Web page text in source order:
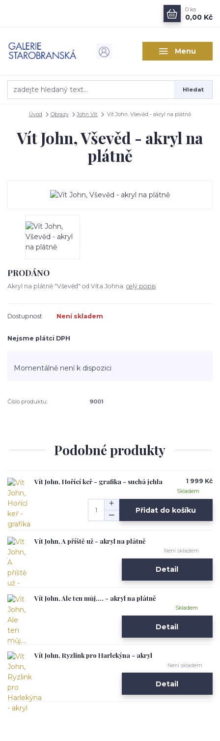
Menu
Hledat
0 ks
0,00 Kč
Úvod Obrazy John Vít Vít John, Vševěd - akryl na plátně
Vít John, Vševěd - akryl na
plátně
PRODÁNO
Akryl na plátně "Vševěd" od Víta Johna. celý popis
Dostupnost Není skladem
Nejsme plátci DPH
Momentálně není k dispozici
Číslo produktu: 9001
Podobné produkty
Vít John, Hořící keř - grafika - suchá jehla 1 999 Kč
Skladem
Přidat do košíku
Vít John, A příště už - akryl na plátně
Není skladem
Detail
Vít John, Ale ten můj.... - akryl na plátně
Skladem
Detail
Vít John, Ryzlink pro Harlekýna - akryl
Není skladem
Detail